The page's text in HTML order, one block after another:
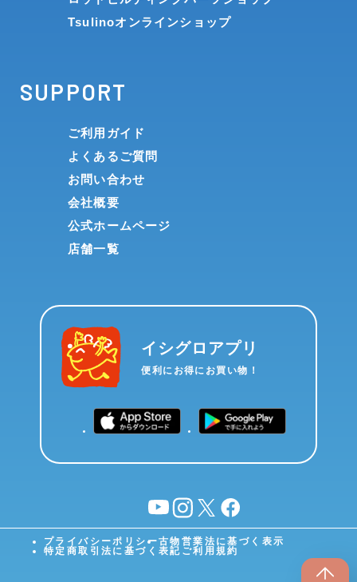
Tsulinoオンラインショップ
SUPPORT
ご利用ガイド
よくあるご質問
お問い合わせ
会社概要
公式ホームページ
店舗一覧
イシグロアプリ
便利にお得にお買い物！
YouTubeinstagram
X facebook
プライバシーポリシー古物営業法に基づく表示
特定商取引法に基づく表記 ご利用規約